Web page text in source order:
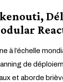
l’échelle
de
et aborde